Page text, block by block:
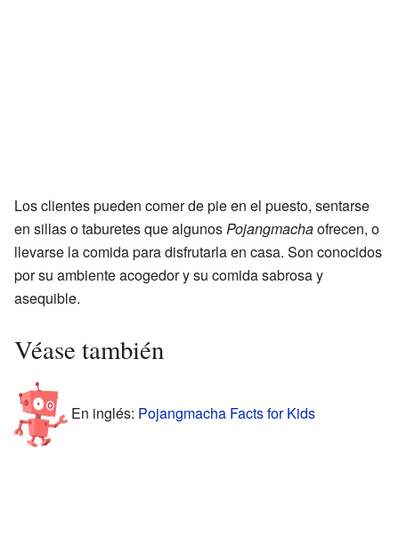
Los clientes pueden comer de pie en el puesto, sentarse
en sillas o taburetes que algunosPojangmachaofrecen, o
llevarse la comida para disfrutarla en casa. Son conocidos
por su ambiente acogedor y su comida sabrosa y
asequible.
Véase también
En inglés: Pojangmacha Facts for Kids